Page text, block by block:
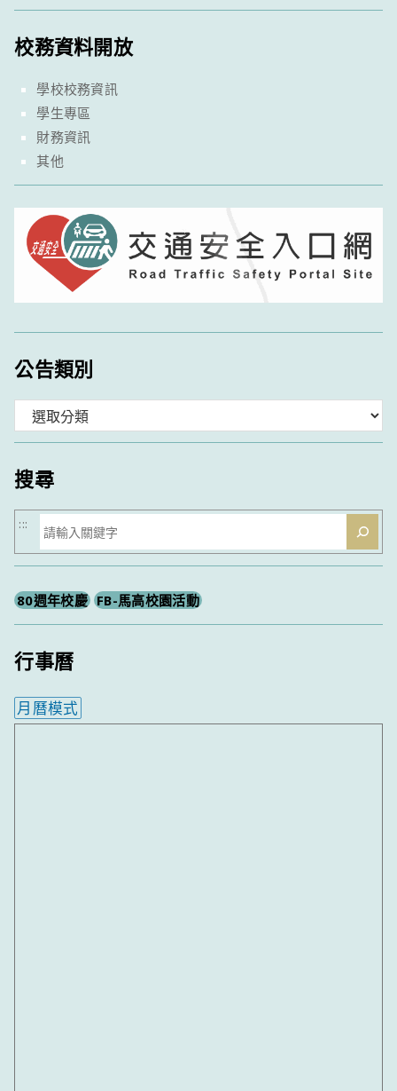
校務資料開放
學校校務資訊
學生專區
財務資訊
其他
公告類別
類
搜尋
搜
尋
:::
80週年校慶 FB-馬高校園活動
行事曆
月曆模式